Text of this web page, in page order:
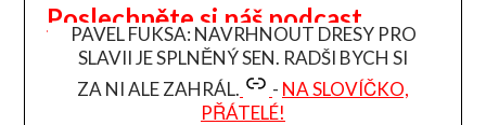
Poslechněte si náš podcast
PAVEL FUKSA: NAVRHNOUT DRESY PRO
SLAVII JE SPLNĚNÝ SEN. RADŠI BYCH SI
ZA NI ALE ZAHRÁL.
- NA SLOVÍČKO,
PŘÁTELÉ!